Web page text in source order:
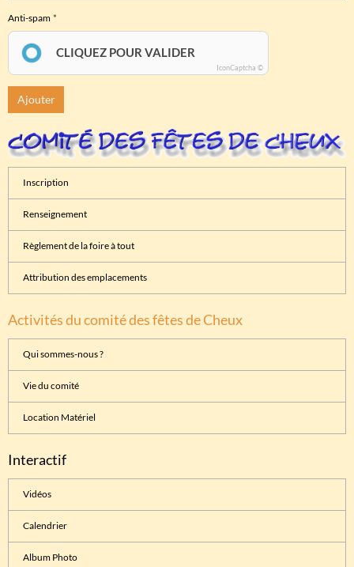
Anti-spam
CLIQUEZ POUR VALIDER
IconCaptcha ©
Ajouter
Inscription
Renseignement
Règlement de la foire à tout
Attribution des emplacements
Activités du comité des fêtes de Cheux
Qui sommes-nous ?
Vie du comité
Location Matériel
Interactif
Vidéos
Calendrier
Album Photo